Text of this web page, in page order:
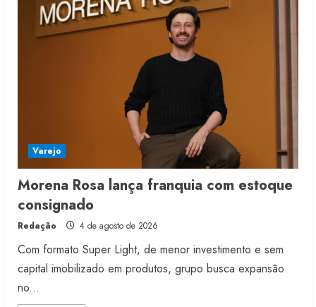
Varejo
Morena Rosa lança franquia com estoque
consignado
Redação 4 de agosto de 2026
Com formato Super Light, de menor investimento e sem
capital imobilizado em produtos, grupo busca expansão
no...